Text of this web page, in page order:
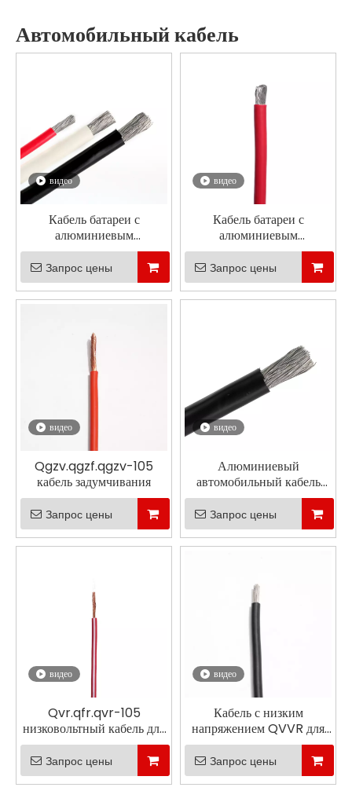
Автомобильный кабель
видео
Кабель батареи с
алюминиевым
проводником, отвечающий
требованиям ISO6722-2
Запрос цены
видео
Кабель батареи с
алюминиевым
проводником, отвечающий
требованиям LV112-2
Запрос цены
видео
Qgzv.qgzf.qgzv-105
кабель задумчивания
Запрос цены
видео
Алюминиевый
автомобильный кабель
алюминия алюминия
Запрос цены
видео
Qvr.qfr.qvr-105
низковольтный кабель для
дорожных транспортных
средств
Запрос цены
видео
Кабель с низким
напряжением QVVR для
дорожных транспортных
средств
Запрос цены